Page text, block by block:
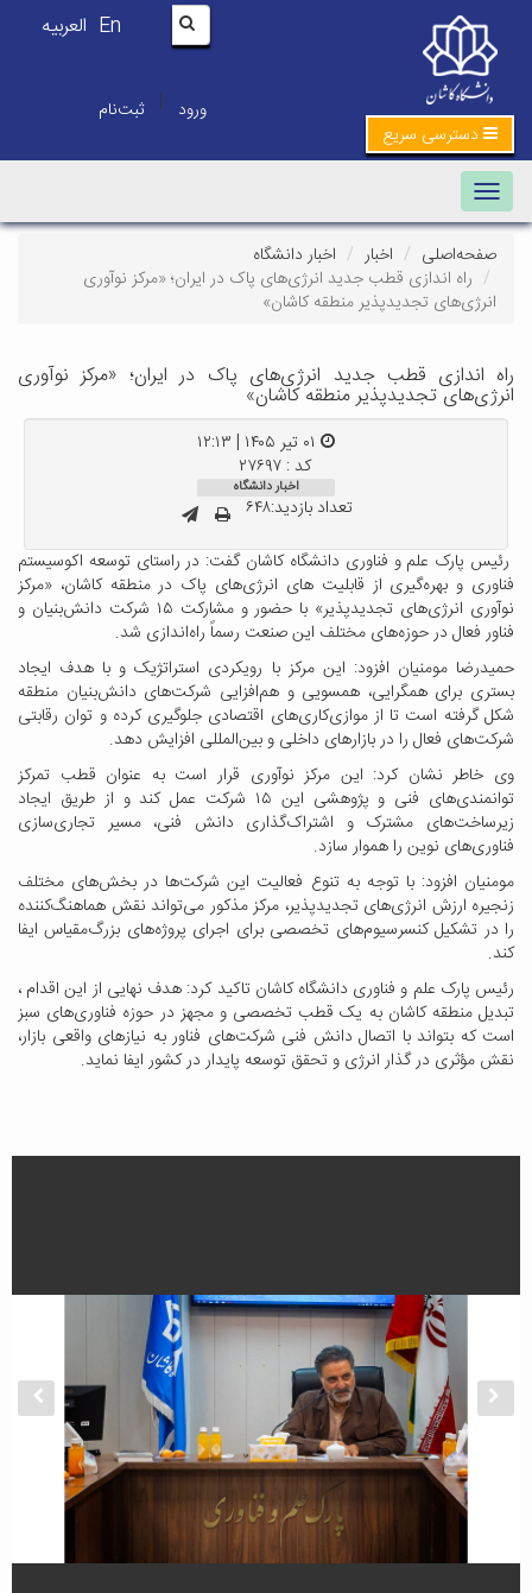
En العربیه
ورود | ثبت‌نام
دسترسی سریع
Toggle navigation
صفحه‌اصلی اخبار
اخبار دانشگاه
راه اندازی قطب جدید انرژی‌های پاک در ایران؛ «مرکز نوآوری
انرژی‌های تجدیدپذیر منطقه کاشان»
راه اندازی قطب جدید انرژی‌های پاک در ایران؛ «مرکز نوآوری
انرژی‌های تجدیدپذیر منطقه کاشان»
کد : ۲۷۶۹۷
اخبار دانشگاه
تعداد بازدید:۶۴۸
رئیس پارک علم و فناوری دانشگاه کاشان گفت: در راستای توسعه اکوسیستم
فناوری و بهره‌گیری از قابلیت های انرژی‌های پاک در منطقه کاشان، «مرکز
نوآوری انرژی‌های تجدیدپذیر» با حضور و مشارکت ۱۵ شرکت دانش‌بنیان و
فناور فعال در حوزه‌های مختلف این صنعت رسماً راه‌اندازی شد.
حمیدرضا مومنیان افزود: این مرکز با رویکردی استراتژیک و با هدف ایجاد
بستری برای همگرایی، همسویی و هم‌افزایی شرکت‌های دانش‌بنیان منطقه
شکل گرفته است تا از موازی‌کاری‌های اقتصادی جلوگیری کرده و توان رقابتی
شرکت‌های فعال را در بازارهای داخلی و بین‌المللی افزایش دهد.
وی خاطر نشان کرد: این مرکز نوآوری قرار است به عنوان قطب تمرکز
توانمندی‌های فنی و پژوهشی این ۱۵ شرکت عمل کند و از طریق ایجاد
زیرساخت‌های مشترک و اشتراک‌گذاری دانش فنی، مسیر تجاری‌سازی
فناوری‌های نوین را هموار سازد.
مومنیان افزود: با توجه به تنوع فعالیت این شرکت‌ها در بخش‌های مختلف
زنجیره ارزش انرژی‌های تجدیدپذیر، مرکز مذکور می‌تواند نقش هماهنگ‌کننده
را در تشکیل کنسرسیوم‌های تخصصی برای اجرای پروژه‌های بزرگ‌مقیاس ایفا
کند.
رئیس پارک علم و فناوری دانشگاه کاشان تاکید کرد: هدف نهایی از این اقدام ،
تبدیل منطقه کاشان به یک قطب تخصصی و مجهز در حوزه فناوری‌های سبز
است که بتواند با اتصال دانش فنی شرکت‌های فناور به نیازهای واقعی بازار،
نقش مؤثری در گذار انرژی و تحقق توسعه پایدار در کشور ایفا نماید.